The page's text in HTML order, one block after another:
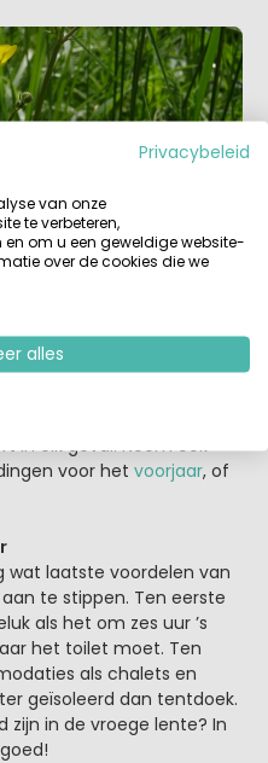
voor een bepaalde
of accommodatie boekt
weer een lockdown of
roet in het eten? Jij
in elk geval. Neem ook
voor het voorjaar, of
wat laatste voordelen van
te stippen. Ten eerste
als het om zes uur ’s
het toilet moet. Ten
als chalets en
geïsoleerd dan tentdoek.
in de vroege lente? In
Privacybeleid
van onze
te verbeteren,
om u een geweldige website-
over de cookies die we
alles